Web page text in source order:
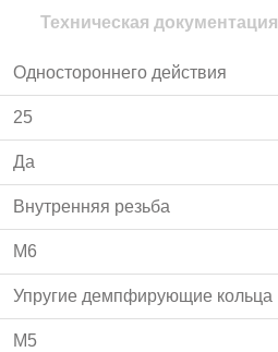
Техническая документация
Одностороннего действия
25
Да
Внутренняя резьба
M6
Упругие демпфирующие кольца
M5